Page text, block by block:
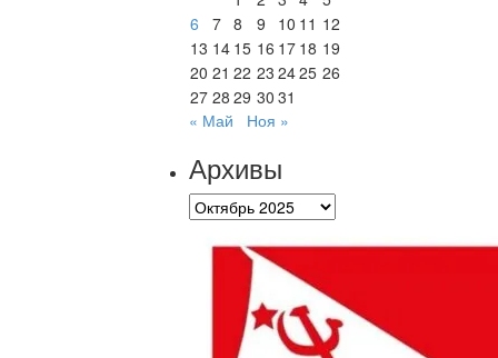
6
7 8 9 10 11 12
13 14 15 16 17 18 19
20 21 22 23 2425 26
27 28 29 30 31
« Май
Ноя »
Архивы
Архивы